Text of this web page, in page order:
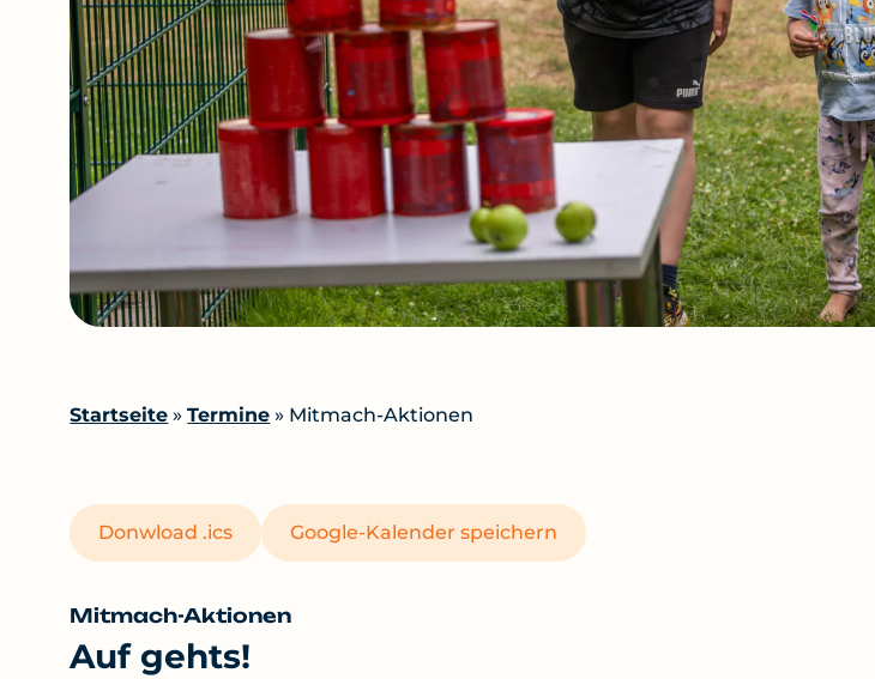
Startseite »Termine » Mitmach-Aktionen
Donwload .ics Google-Kalender speichern
Mitmach-Aktionen
Auf gehts!